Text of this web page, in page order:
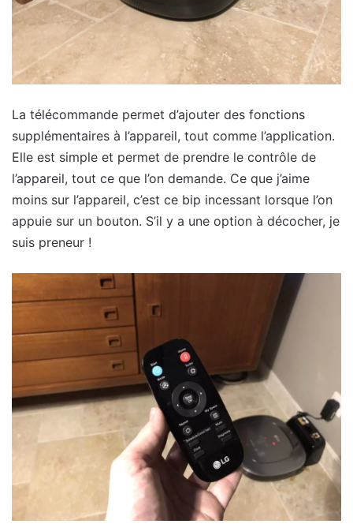
La télécommande permet d’ajouter des fonctions
supplémentaires à l’appareil, tout comme l’application.
Elle est simple et permet de prendre le contrôle de
l’appareil, tout ce que l’on demande. Ce que j’aime
moins sur l’appareil, c’est ce bip incessant lorsque l’on
appuie sur un bouton. S’il y a une option à décocher, je
suis preneur !